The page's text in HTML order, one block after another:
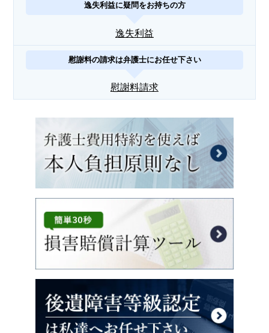
逸失利益に疑問をお持ちの方
逸失利益
慰謝料の請求は弁護士にお任せ下さい
慰謝料請求